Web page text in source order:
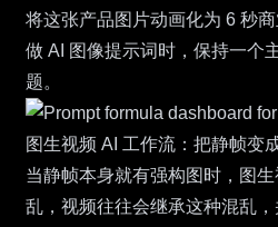
将这张产品图片动画化为 6 秒
做 AI 图像提示词时，保持一个
题。
图生视频 AI 工作流：把静帧变
当静帧本身就有强构图时，图
乱，视频往往会继承这种混乱，